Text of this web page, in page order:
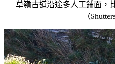
草嶺古道沿途多人工鋪面，
（